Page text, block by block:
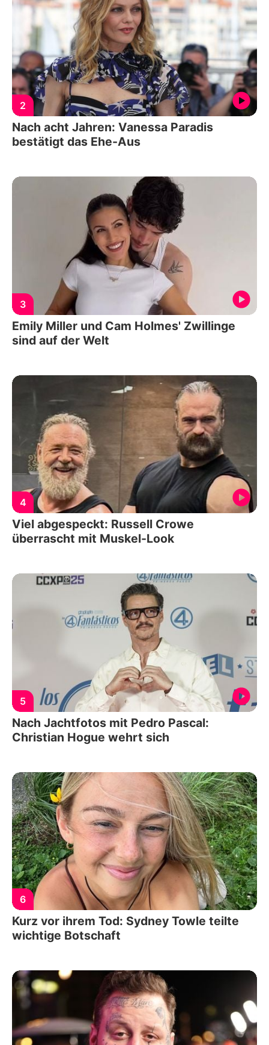
2
Nach acht Jahren: Vanessa Paradis
bestätigt das Ehe-Aus
3
Emily Miller und Cam Holmes' Zwillinge
sind auf der Welt
4
Viel abgespeckt: Russell Crowe
überrascht mit Muskel-Look
5
Nach Jachtfotos mit Pedro Pascal:
Christian Hogue wehrt sich
6
Kurz vor ihrem Tod: Sydney Towle teilte
wichtige Botschaft